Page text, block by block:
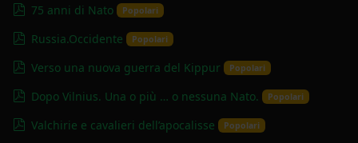
pdf
75 anni di Nato Popolari
pdf
Russia.Occidente Popolari
pdf
Verso una nuova guerra del Kippur Popolari
pdf
Dopo Vilnius. Una o più … o nessuna Nato. Popolari
pdf
Valchirie e cavalieri dell’apocalisse Popolari